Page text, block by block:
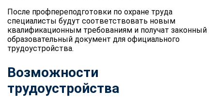
После профпереподготовки по охране труда
специалисты будут соответствовать новым
квалификационным требованиям и получат законный
образовательный документ для официального
трудоустройства.
Возможности
трудоустройства